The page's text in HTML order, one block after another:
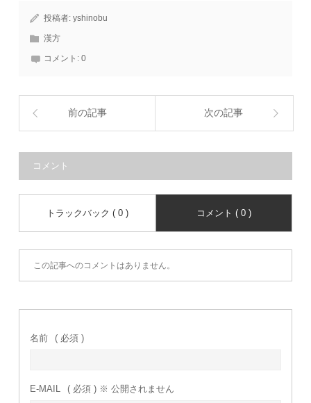
投稿者:yshinobu
漢方
コメント:0
前の記事 次の記事
コメント
トラックバック ( 0 ) コメント ( 0 )
この記事へのコメントはありません。
名前 ( 必須 )
E-MAIL ( 必須 ) ※ 公開されません